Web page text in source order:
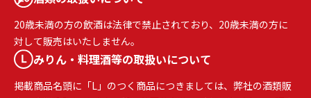
20歳未満の方の飲酒は法律で禁止されており、20歳未満の方に
対して販売はいたしません。
みりん・料理酒等の取扱いについて
掲載商品名頭に「L」のつく商品につきましては、弊社の酒類販